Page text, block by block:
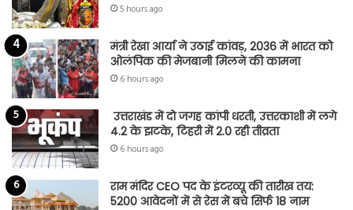
5 hours ago
मंत्री रेखा आर्या ने उठाई कांवड़, 2036 में भारत को
ओलंपिक की मेजबानी मिलने की कामना
6 hours ago
उत्तराखंड में दो जगह कांपी धरती, उत्तरकाशी में लगे
4.2 के झटके, टिहरी में 2.0 रही तीव्रता
6 hours ago
राम मंदिर CEO पद के इंटरव्यू की तारीख तय:
5200 आवेदनों में से रेस में बचे सिर्फ 18 नाम